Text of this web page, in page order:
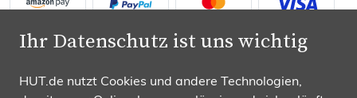
Ihr Datenschutz ist uns wichtig
HUT.de nutzt Cookies und andere Technologien,